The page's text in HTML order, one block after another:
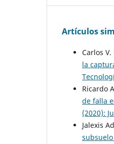
Artículos
Carlos
la
Ricardo
de falla
(2020):
Jalexis